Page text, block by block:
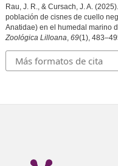
Rau, J. R., & Cursach, J. A.
población de cisnes de cuello
Anatidae) en el humedal marino
Zoológica Lilloana, 69(1),
Más formatos de cita